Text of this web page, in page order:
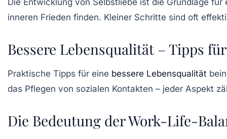
inneren Frieden finden. Kleiner Schritte sind oft
Bessere Lebensqualität – Tipps
Praktische Tipps für eine bessere Lebensqualität
das Pflegen von sozialen Kontakten – jeder Aspekt
Die Bedeutung der Work-Life-